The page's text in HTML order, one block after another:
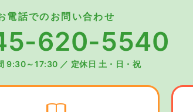
電話でのお問い合わせ
620-5540
9:30～17:30 ／ 定休日 土・日・祝